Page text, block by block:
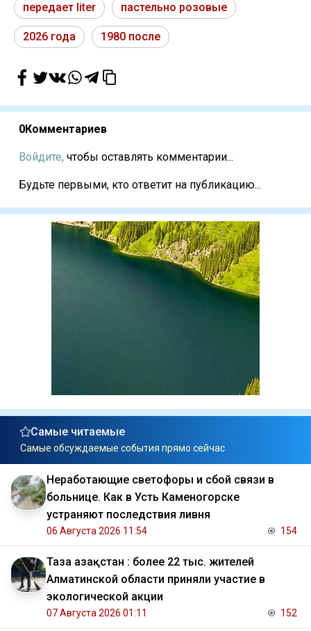
передает liter пастельно розовые
2026 года 1980 после
0Комментариев
Войдите, чтобы оставлять комментарии...
Будьте первыми, кто ответит на публикацию...
Самые читаемые
Самые обсуждаемые события прямо сейчас
Неработающие светофоры и сбой связи в
больнице. Как в Усть Каменогорске
устраняют последствия ливня
06 Августа 2026 11:54 154
Таза Қазақстан : более 22 тыс. жителей
Алматинской области приняли участие в
экологической акции
07 Августа 2026 01:11 152